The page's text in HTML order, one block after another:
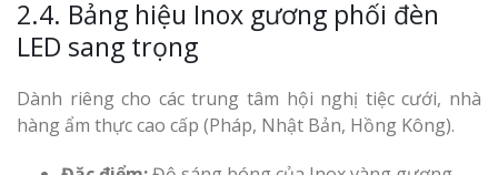
2.4. Bảng hiệu Inox gương phối đèn
LED sang trọng
Dành riêng cho các trung tâm hội nghị tiệc cưới, nhà
hàng ẩm thực cao cấp (Pháp, Nhật Bản, Hồng Kông).